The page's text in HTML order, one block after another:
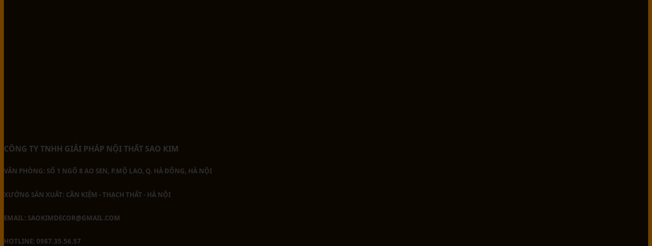
CÔNG TY TNHH GIẢI PHÁP NỘI THẤT SAO KIM
VĂN PHÒNG: SỐ 1 NGÕ 8 AO SEN, P.MỘ LAO, Q. HÀ ĐÔNG, HÀ NỘI
XƯỞNG SẢN XUẤT: CẦN KIỆM - THẠCH THẤT - HÀ NỘI
EMAIL: SAOKIMDECOR@GMAIL.COM
HOTLINE: 0987.35.56.57